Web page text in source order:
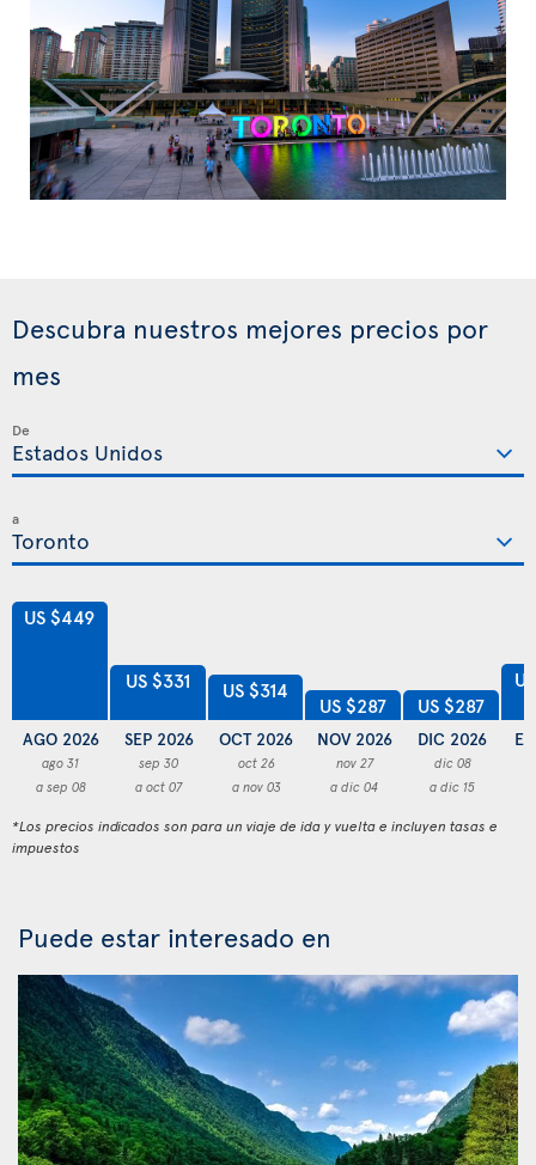
Descubra nuestros mejores precios por
mes
De
a
US $449
AGO 2026
ago 31
a sep 08
US $331
SEP 2026
sep 30
a oct 07
US $314
OCT 2026
oct 26
a nov 03
US $287
NOV 2026
nov 27
a dic 04
US $287
DIC 2026
dic 08
a dic 15
*Los precios indicados son para un viaje de ida y vuelta e incluyen tasas e
impuestos
Puede estar interesado en